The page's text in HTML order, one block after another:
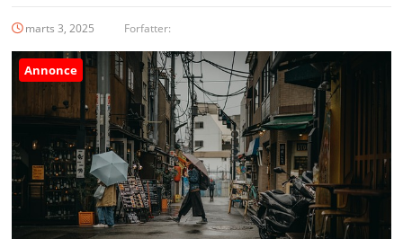
marts 3, 2025 Forfatter:
Annonce